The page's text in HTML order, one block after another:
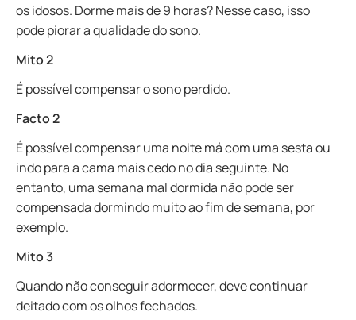
os idosos. Dorme mais de 9 horas? Nesse caso, isso
pode piorar a qualidade do sono.
Mito 2
É possível compensar o sono perdido.
Facto 2
É possível compensar uma noite má com uma sesta ou
indo para a cama mais cedo no dia seguinte. No
entanto, uma semana mal dormida não pode ser
compensada dormindo muito ao fim de semana, por
exemplo.
Mito 3
Quando não conseguir adormecer, deve continuar
deitado com os olhos fechados.